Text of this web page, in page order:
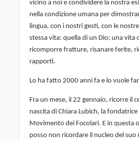
vicino a noi e condividere la nostra
nella condizione umana per
lingua, con i nostri gesti, con le
stessa vita: quella di un Dio; una vita
ricomporre fratture, risanare ferite,
rapporti.
Lo ha fatto 2000 anni fa e lo vuole
Fra un mese, il 22 gennaio, ricorre il
nascita di Chiara Lubich, la
Movimento dei Focolari. E in questa
posso non ricordare il nucleo del suo